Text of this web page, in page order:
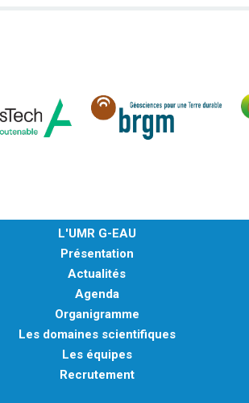
L'UMR G-EAU
Présentation
Actualités
Agenda
Organigramme
Les domaines scientifiques
Les équipes
Recrutement